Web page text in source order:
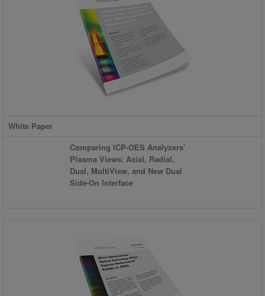
White Paper
Comparing ICP-OES Analyzers’
Plasma Views: Axial, Radial,
Dual, MultiView, and New Dual
Side-On Interface